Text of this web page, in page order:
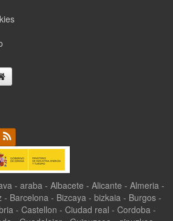
- araba - Albacete - Alicante - Almeria -
- Barcelona - Bizcaya - bizkaia - Burgos -
- Castellon - Ciudad real - Cordoba -